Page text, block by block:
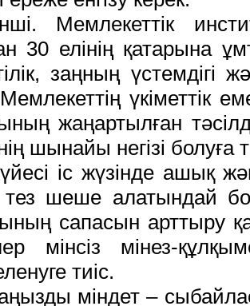
Мемлекеттік
30 елінің қатарына
заңның
үкіметтік
жаңартылған
шынайы негізі болуға
іс жүзінде ашық
шеше алатындай
сапасын арттыру
мінсіз мінез-
тиіс.
міндет –